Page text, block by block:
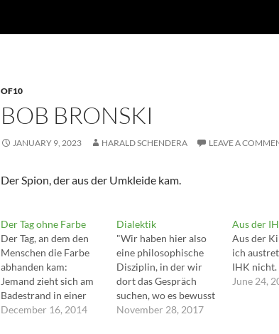
OF10
BOB BRONSKI
JANUARY 9, 2023 HARALD SCHENDERA LEAVE A
Der Spion, der aus der Umkleide kam.
Der Tag ohne Farbe
Der Tag, an dem den
Menschen die Farbe
abhanden kam:
Jemand zieht sich am
Badestrand in einer
durchsichtigen
December 16, 2014
Dialektik
"Wir haben hier also
eine philosophische
Disziplin, in der wir
dort das Gespräch
suchen, wo es bewusst
gegensätzliche
November 28, 2017
Aus der
Aus der
ich
IHK nicht.
June 24,